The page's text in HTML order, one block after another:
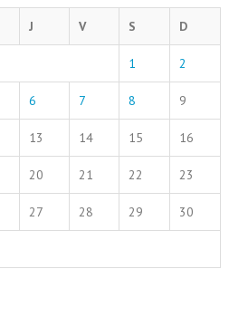
J V S D
1 2
6 7 8 9
13 14 15 16
20 21 22 23
27 28 29 30